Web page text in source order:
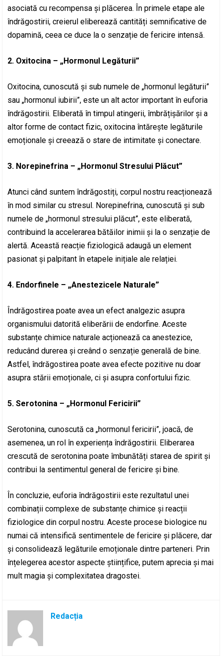
asociată cu recompensa și plăcerea. În primele etape ale
îndrăgostirii, creierul eliberează cantități semnificative de
dopamină, ceea ce duce la o senzație de fericire intensă.
2. Oxitocina – „Hormonul Legăturii”
Oxitocina, cunoscută și sub numele de „hormonul legăturii”
sau „hormonul iubirii”, este un alt actor important în euforia
îndrăgostirii. Eliberată în timpul atingerii, îmbrățișărilor și a
altor forme de contact fizic, oxitocina întărește legăturile
emoționale și creează o stare de intimitate și conectare.
3. Norepinefrina – „Hormonul Stresului Plăcut”
Atunci când suntem îndrăgostiți, corpul nostru reacționează
în mod similar cu stresul. Norepinefrina, cunoscută și sub
numele de „hormonul stresului plăcut”, este eliberată,
contribuind la accelerarea bătăilor inimii și la o senzație de
alertă. Această reacție fiziologică adaugă un element
pasionat și palpitant în etapele inițiale ale relației.
4. Endorfinele – „Anestezicele Naturale”
Îndrăgostirea poate avea un efect analgezic asupra
organismului datorită eliberării de endorfine. Aceste
substanțe chimice naturale acționează ca anestezice,
reducând durerea și creând o senzație generală de bine.
Astfel, îndrăgostirea poate avea efecte pozitive nu doar
asupra stării emoționale, ci și asupra confortului fizic.
5. Serotonina – „Hormonul Fericirii”
Serotonina, cunoscută ca „hormonul fericirii”, joacă, de
asemenea, un rol în experiența îndrăgostirii. Eliberarea
crescută de serotonina poate îmbunătăți starea de spirit și
contribui la sentimentul general de fericire și bine.
În concluzie, euforia îndrăgostirii este rezultatul unei
combinații complexe de substanțe chimice și reacții
fiziologice din corpul nostru. Aceste procese biologice nu
numai că intensifică sentimentele de fericire și plăcere, dar
și consolidează legăturile emoționale dintre parteneri. Prin
înțelegerea acestor aspecte științifice, putem aprecia și mai
mult magia și complexitatea dragostei.
Redacția